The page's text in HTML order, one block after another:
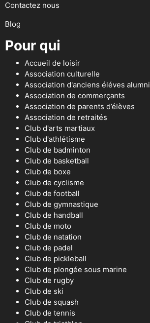
Contactez nous
Blog
Pour qui
Accueil de loisir
Association culturelle
Association d'anciens éléves alumni
Association de commerçants
Association de parents d’élèves
Association de retraités
Club d'arts martiaux
Club d'athlétisme
Club de badminton
Club de basketball
Club de boxe
Club de cyclisme
Club de football
Club de gymnastique
Club de handball
Club de moto
Club de natation
Club de padel
Club de pickleball
Club de plongée sous marine
Club de rugby
Club de ski
Club de squash
Club de tennis